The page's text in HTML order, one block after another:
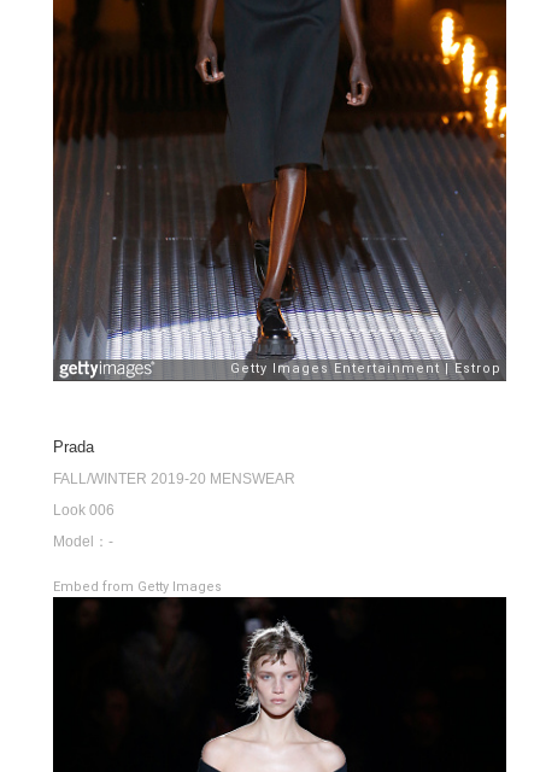
Prada
FALL/WINTER 2019-20 MENSWEAR
Look 006
Model：-
Embed from Getty Images